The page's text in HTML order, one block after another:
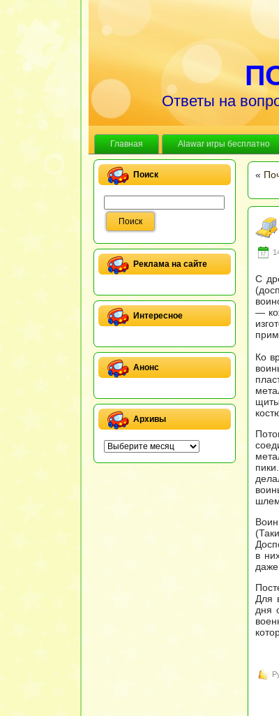
Ответы на
Главная Alawar игры бесплатно
Поиск
Реклама на сайте
Интересное
Анонс
Архивы
«
С
—
Ко
в
Для
дня